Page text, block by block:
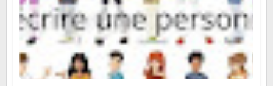
*Pardon, vous pouvez me passer le sel, s’il vous
plaît?
*Passez-moi le sel, s’il vous plaît?
*Vous me passez le sel, s’il vous plaît?